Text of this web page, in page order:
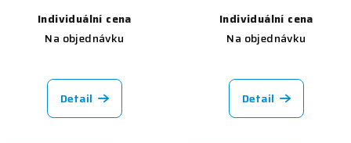
Individuální cena
Na objednávku
Detail
Individuální cena
Na objednávku
Detail